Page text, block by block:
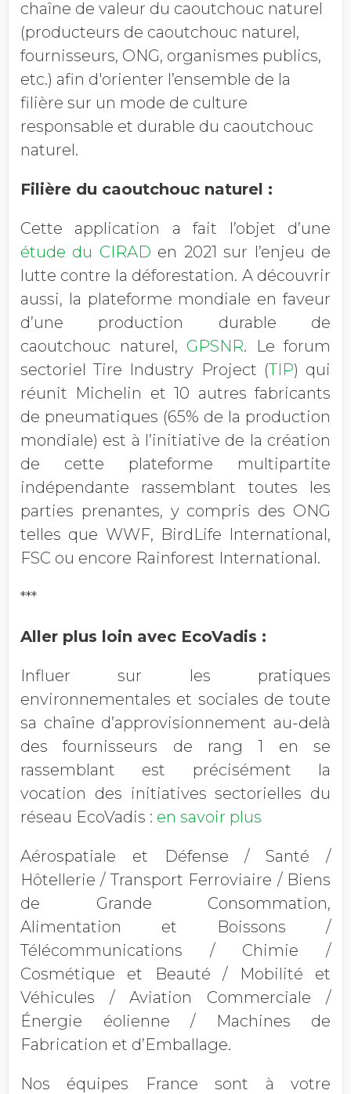
chaîne de valeur du caoutchouc naturel
(producteurs de caoutchouc naturel,
fournisseurs, ONG, organismes publics,
etc.) afin d'orienter l’ensemble de la
filière sur un mode de culture
responsable et durable du caoutchouc
naturel.
Filière du caoutchouc naturel :
Cette application a fait l’objet d’une
étude du CIRAD en 2021 sur l’enjeu de
lutte contre la déforestation. A découvrir
aussi, la plateforme mondiale en faveur
d’une production durable de
caoutchouc naturel, GPSNR. Le forum
sectoriel Tire Industry Project (TIP) qui
réunit Michelin et 10 autres fabricants
de pneumatiques (65% de la production
mondiale) est à l’initiative de la création
de cette plateforme multipartite
indépendante rassemblant toutes les
parties prenantes, y compris des ONG
telles que WWF, BirdLife International,
FSC ou encore Rainforest International.
***
Aller plus loin avec EcoVadis :
Influer sur les pratiques
environnementales et sociales de toute
sa chaîne d’approvisionnement au-delà
des fournisseurs de rang 1 en se
rassemblant est précisément la
vocation des initiatives sectorielles du
réseau EcoVadis : en savoir plus
Aérospatiale et Défense / Santé /
Hôtellerie / Transport Ferroviaire / Biens
de Grande Consommation,
Alimentation et Boissons /
Télécommunications / Chimie /
Cosmétique et Beauté / Mobilité et
Véhicules / Aviation Commerciale /
Énergie éolienne / Machines de
Fabrication et d’Emballage.
Nos équipes France sont à votre